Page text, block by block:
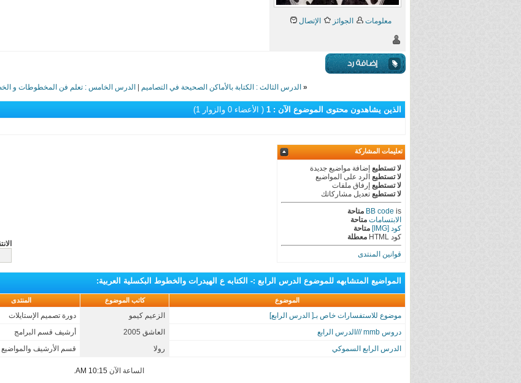
معلومات الجوائز الإتصال
« الدرس الثالث : الكتابة بالأماكن الصحيحة في التصاميم | الدرس الخامس : تعلم فن المخطوطات و
الذين يشاهدون محتوى الموضوع الآن : 1 ( الأعضاء 0 والزوار 1)
تعليمات المشاركة
لا تستطيع إضافة مواضيع جديدة
لا تستطيع الرد على المواضيع
لا تستطيع إرفاق ملفات
لا تستطيع تعديل مشاركاتك
BB code is
متاحة
الابتسامات متاحة
كود [IMG]
متاحة
كود HTML
معطلة
قوانين المنتدى
المواضيع المتشابهه للموضوع الدرس الرابع :- الكتابه ع الهيدرات والخطوط البكسلية العربية:
الموضوع كاتب الموضوع المنتدى
موضوع للاستفسارات خاص بـ[ الدرس الرابع] الزعيم كيمو دورة تصميم الإستايلات
دروس mmb ///الدرس الرابع
العاشق 2005 أرشيف قسم البرامج
الدرس الرابع السموكي
رولا قسم الأرشيف والمواضيع
الساعة الآن10:15 AM